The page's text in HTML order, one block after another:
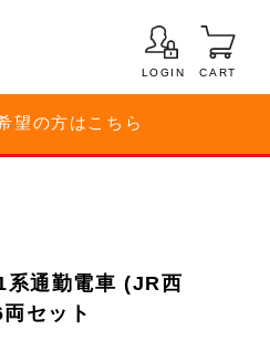
LOGIN CART
望の方はこちら
系通勤電車 (JR西
セット